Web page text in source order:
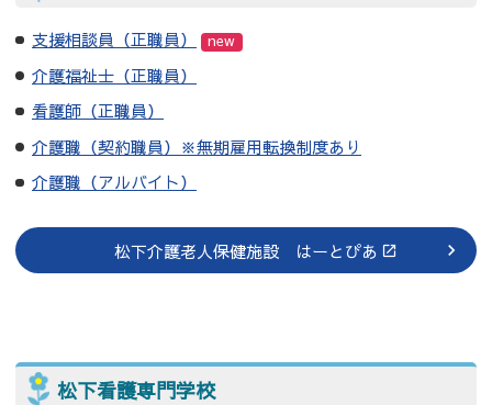
支援相談員（正職員） new
介護福祉士（正職員）
看護師（正職員）
介護職（契約職員）※無期雇用転換制度あり
介護職（アルバイト）
松下介護老人保健施設 はーとぴあ
松下看護専門学校